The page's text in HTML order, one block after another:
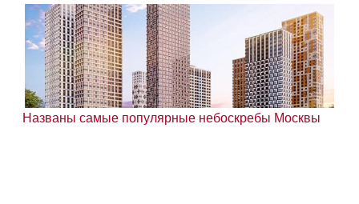
Названы самые популярные небоскребы Москвы